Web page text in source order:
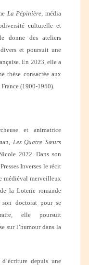
La Pépinière, média
culturelle et
donne des ateliers
et poursuit une
En 2023, elle a
thèse consacrée aux
(1900-1950).
et animatrice
Les Quatre Sœurs
2022. Dans son
Inverses le récit
médiéval merveilleux
la Loterie romande
son doctorat pour se
elle poursuit
sur l’humour dans la
depuis une